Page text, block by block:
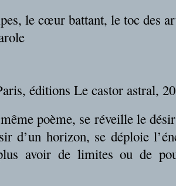
le cœur battant, le toc des
éditions Le castor astral,
poème, se réveille le
d’un horizon, se déploie
avoir de limites ou de